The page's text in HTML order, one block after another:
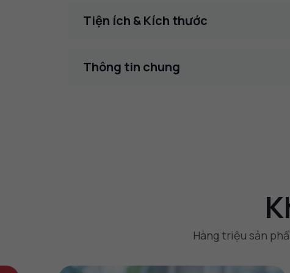
Tiện ích & Kích thước
Thông tin chung
Hàng triệu sản